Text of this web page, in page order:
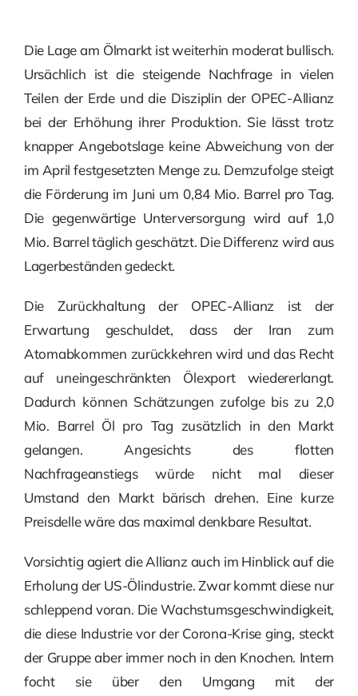
Die Lage am Ölmarkt ist weiterhin moderat bullisch.
Ursächlich ist die steigende Nachfrage in vielen
Teilen der Erde und die Disziplin der OPEC-Allianz
bei der Erhöhung ihrer Produktion. Sie lässt trotz
knapper Angebotslage keine Abweichung von der
im April festgesetzten Menge zu. Demzufolge steigt
die Förderung im Juni um 0,84 Mio. Barrel pro Tag.
Die gegenwärtige Unterversorgung wird auf 1,0
Mio. Barrel täglich geschätzt. Die Differenz wird aus
Lagerbeständen gedeckt.
Die Zurückhaltung der OPEC-Allianz ist der
Erwartung geschuldet, dass der Iran zum
Atomabkommen zurückkehren wird und das Recht
auf uneingeschränkten Ölexport wiedererlangt.
Dadurch können Schätzungen zufolge bis zu 2,0
Mio. Barrel Öl pro Tag zusätzlich in den Markt
gelangen. Angesichts des flotten
Nachfrageanstiegs würde nicht mal dieser
Umstand den Markt bärisch drehen. Eine kurze
Preisdelle wäre das maximal denkbare Resultat.
Vorsichtig agiert die Allianz auch im Hinblick auf die
Erholung der US-Ölindustrie. Zwar kommt diese nur
schleppend voran. Die Wachstumsgeschwindigkeit,
die diese Industrie vor der Corona-Krise ging, steckt
der Gruppe aber immer noch in den Knochen. Intern
focht sie über den Umgang mit der